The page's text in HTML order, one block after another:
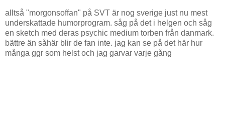
alltså "morgonsoffan" på SVT är nog sverige just nu mest
underskattade humorprogram. såg på det i helgen och såg
en sketch med deras psychic medium torben från danmark.
bättre än såhär blir de fan inte. jag kan se på det här hur
många ggr som helst och jag garvar varje gång